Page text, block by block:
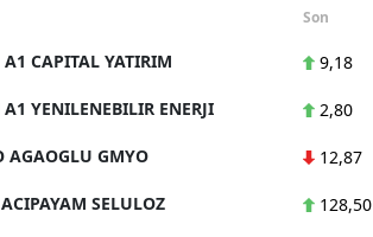
Son
CAPITAL YATIRIM 9,18
YENILENEBILIR ENERJI 2,80
AGAOGLU GMYO 12,87
SELULOZ 128,50